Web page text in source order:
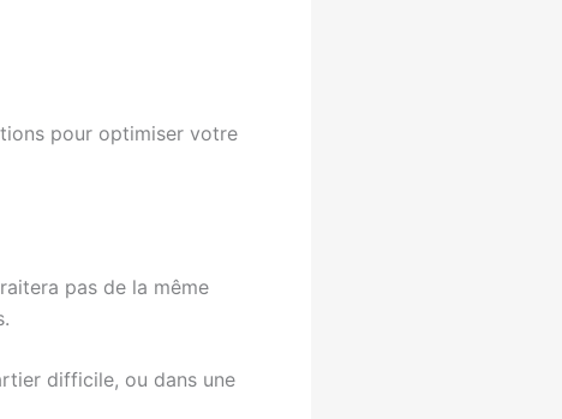
pour optimiser votre
pas de la même
difficile, ou dans une